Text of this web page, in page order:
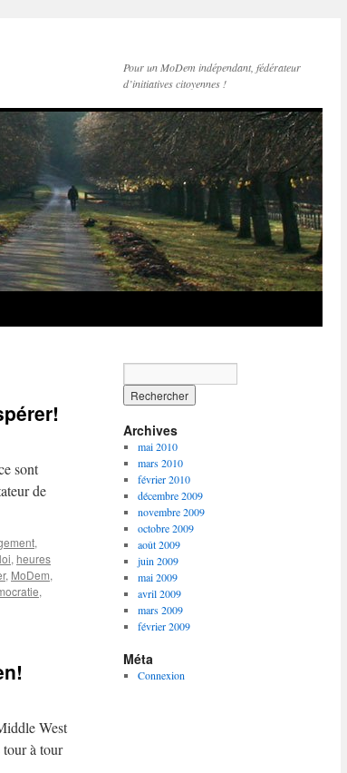
Pour un MoDem indépendant, fédérateur
d’initiatives citoyennes !
sont
de
,
, heures
, MoDem,
,
West
à tour
Archives
mai 2010
mars 2010
février 2010
décembre 2009
novembre 2009
octobre 2009
août 2009
juin 2009
mai 2009
avril 2009
mars 2009
février 2009
Méta
Connexion